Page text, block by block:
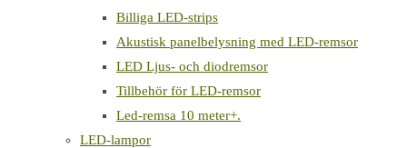
Billiga LED-strips
Akustisk panelbelysning med LED-remsor
LED Ljus- och diodremsor
Tillbehör för LED-remsor
Led-remsa 10 meter+.
LED-lampor